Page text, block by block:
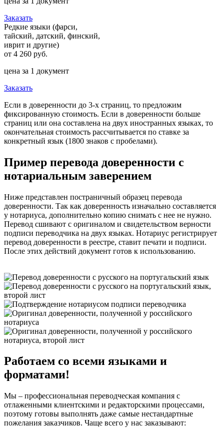
Заказать
Редкие языки (фарси,
тайский, датский, финский,
иврит и другие)
от 4 260 руб.
цена за 1 документ
Заказать
Если в доверенности до 3-х страниц, то предложим
фиксированную стоимость. Если в доверенности больше
страниц или она составлена на двух иностранных языках, то
окончательная стоимость рассчитывается по ставке за
конкретный язык (1800 знаков с пробелами).
Пример перевода доверенности с
нотариальным заверением
Ниже представлен постраничный образец перевода
доверенности. Так как доверенность изначально составляется
у нотариуса, дополнительно копию снимать с нее не нужно.
Перевод сшивают с оригиналом и свидетельством верности
подписи переводчика на двух языках. Нотариус регистрирует
перевод доверенности в реестре, ставит печати и подписи.
После этих действий документ готов к использованию.
Работаем со всеми языками и
форматами!
Мы – профессиональная переводческая компания с
отлаженными клиентскими и редакторскими процессами,
поэтому готовы выполнять даже самые нестандартные
пожелания заказчиков. Чаще всего у нас заказывают: